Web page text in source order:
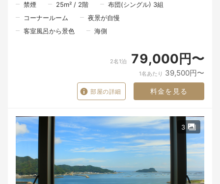
ここで過ごしたひとときが、
「また帰りたいね」と、いつかふと思い出していただける旅にな
れば、私たちにとってそれ以上の喜びはありません。
～～～食事の時間も、旅の大切なひととき。～～～
限られた時間の中でも、一品一品丁寧にお料理を仕上げるため、
夕食は18時30分、朝食は8時からのご案内となります。
夕食は、その日に届いた北浦の海の幸を中心に、山の恵み、里の
旬を織り交ぜた会席料理をご用意いたします。
食材と向き合う時間。
料理人が手をかけるひと手間。
そして、お客様のもとへ届ける瞬間。
一皿の料理が生まれるまでには、たくさんの人の手と想いが込め
られています。
料理を味わう時間だけではなく、器を手に取る瞬間、大切な方と
の会話、窓の向こうに広がる景色。
禁煙 25m² / 2階
布団(シングル) 3組
コーナールーム
夜景が自慢
客室風呂から景色
海側
2名1泊 79,000円〜
1名あたり 39,500円〜
部屋の詳細 料金を見る
3